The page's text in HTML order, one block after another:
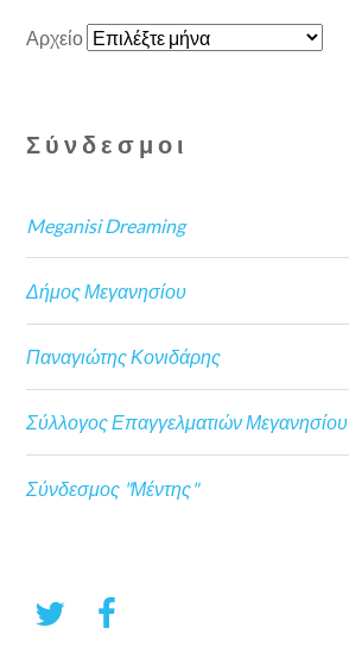
Αρχείο
Σύνδεσμοι
Meganisi Dreaming
Δήμος Μεγανησίου
Παναγιώτης Κονιδάρης
Σύλλογος Επαγγελματιών Μεγανησίου
Σύνδεσμος "Μέντης"